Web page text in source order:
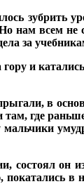
зубрить
нам всем
за
и
в
там, где
состоял он
в